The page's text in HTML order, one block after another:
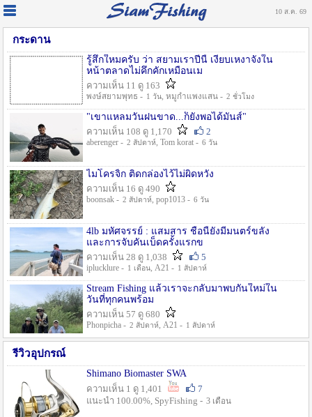
10 ส.ค. 69
กระดาน
รู้สึกใหมครับ ว่า สยามเราปีนี้ เงียบเหงาจังใน
หน้าตลาดไม่คึกคักเหมือนเม
ความเห็น 11 ดู 163
พงษ์สยามพุทธ - 1 วัน, หมูกำแพงแสน - 2 ชั่วโมง
"เขาแหลมวันฝนขาด...ก็ยังพอได้มันส์"
ความเห็น 108 ดู 1,170
2
aberenger - 2 สัปดาห์, Tom korat - 6 วัน
ไมโครจิ้ก ติดกล่องไว้ไม่ผิดหวัง
ความเห็น 16 ดู 490
boonsak - 2 สัปดาห์, pop1013 - 6 วัน
4lb มหัศจรรย์ : แสมสาร ชื่อนี้ยังมีมนตร์ขลัง
และการจับคันเบ็ดครั้งแรกข
ความเห็น 28 ดู 1,038
5
iplucklure - 1 เดือน, A21 - 1 สัปดาห์
Stream Fishing แล้วเราจะกลับมาพบกันใหม่ใน
วันที่ทุกคนพร้อม
ความเห็น 57 ดู 680
Phonpicha - 2 สัปดาห์, A21 - 1 สัปดาห์
รีวิวอุปกรณ์
Shimano Biomaster SWA
ความเห็น 1 ดู 1,401
7
แนะนำ 100.00%, SpyFishing - 3 เดือน